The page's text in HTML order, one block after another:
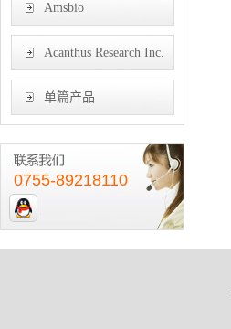
Amsbio
Acanthus Research Inc.
单篇产品
0755-89218110